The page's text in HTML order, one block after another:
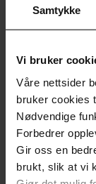
Samtykke
Vi bruker
Våre nettsider
bruker cookies
Nødvendige
Forbedrer
Gir oss en
brukt, slik at vi
Mars
2022
07
Mars
2022